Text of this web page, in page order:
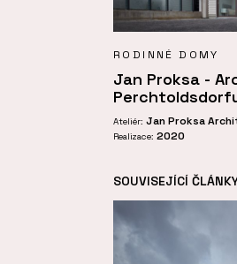
RODINNÉ DOMY
Jan Proksa -
Ateliér: Jan Proksa
Realizace: 2020
SOUVISEJÍCÍ